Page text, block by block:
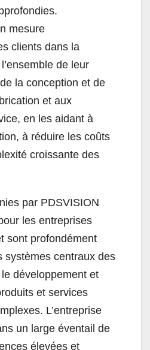
mesure
clients dans la
de leur
la conception et de
et aux
en les aidant à
à réduire les coûts
croissante des
par PDSVISION
les entreprises
sont profondément
systèmes centraux des
développement et
et services
L’entreprise
un large éventail de
élevées et